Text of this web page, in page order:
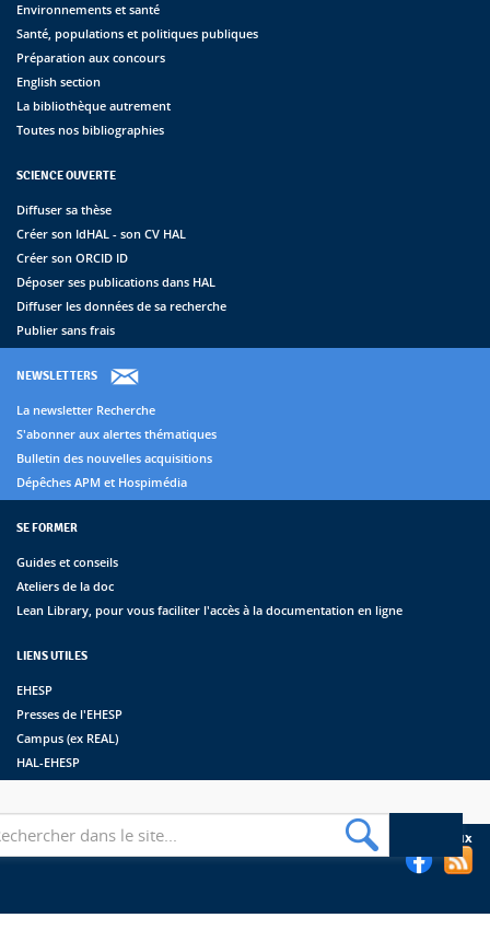
Environnements et santé
Santé, populations et politiques publiques
Préparation aux concours
English section
La bibliothèque autrement
Toutes nos bibliographies
SCIENCE OUVERTE
Diffuser sa thèse
Créer son IdHAL - son CV HAL
Créer son ORCID ID
Déposer ses publications dans HAL
Diffuser les données de sa recherche
Publier sans frais
NEWSLETTERS
La newsletter Recherche
S'abonner aux alertes thématiques
Bulletin des nouvelles acquisitions
Dépêches APM et Hospimédia
SE FORMER
Guides et conseils
Ateliers de la doc
Lean Library, pour vous faciliter l'accès à la documentation en ligne
LIENS UTILES
EHESP
Presses de l'EHESP
Campus (ex REAL)
HAL-EHESP
Suivez les bibliothèques de l'EHESP sur les réseaux sociaux